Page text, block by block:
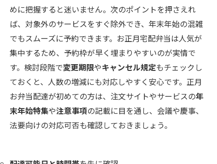
めに把握すると迷いません。次のポイントを押さえれ
ば、対象外のサービスをすぐ除外でき、年末年始の混雑
でもスムーズに予約できます。お正月宅配弁当は人気が
集中するため、予約枠が早く埋まりやすいのが実情で
す。検討段階で変更期限やキャンセル規定もチェックし
ておくと、人数の増減にも対応しやすく安心です。正月
お弁当配達が初めての方は、注文サイトやサービスの年
末年始特集や注意事項の記載に目を通し、会議や慶事、
法要向けの対応可否も確認しておきましょう。